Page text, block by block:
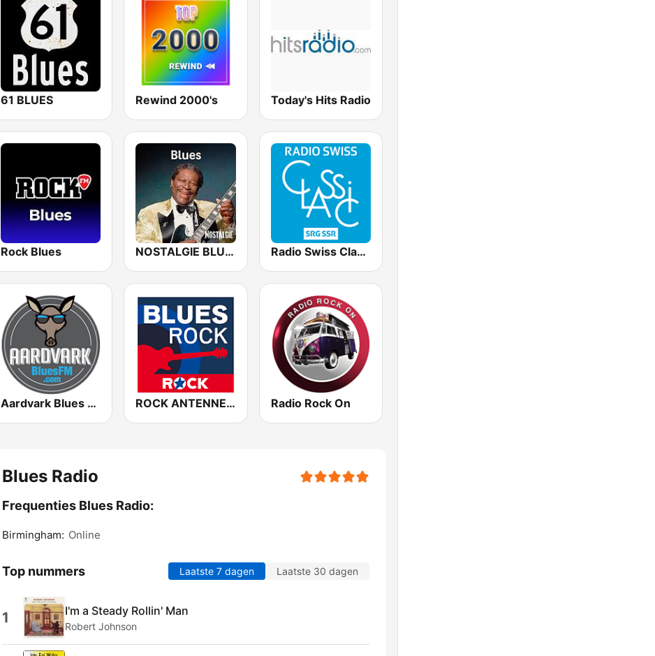
61 BLUES Rewind 2000's Today's Hits Radio
Rock Blues NOSTALGIE BLUES Radio Swiss Classic FR
Aardvark Blues FM ROCK ANTENNE Blues Rock Radio Rock On
Blues Radio
Frequenties Blues Radio:
Birmingham: Online
Top nummers Laatste 7 dagen Laatste 30 dagen
1 I'm a Steady Rollin' Man
Robert Johnson